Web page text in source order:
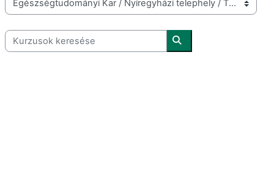
Kurzuskategóriák
Kurzusok keresése
Kurzusok keresése